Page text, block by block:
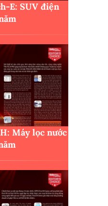
E: SUV điện
Máy lọc nước